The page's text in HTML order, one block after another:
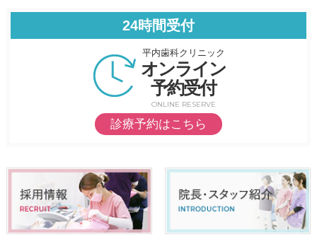
24時間受付
平内歯科クリニック
オンライン
予約受付
ONLINE RESERVE
診療予約はこちら